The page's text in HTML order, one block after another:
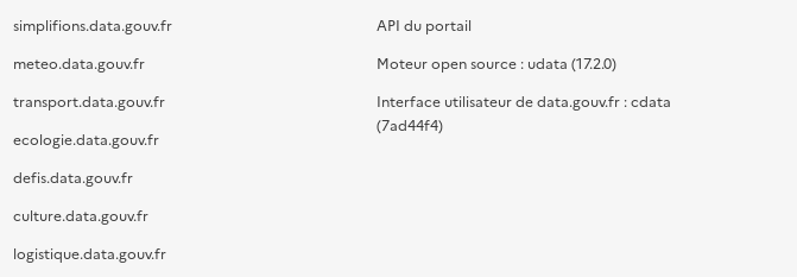
simplifions.data.gouv.fr
meteo.data.gouv.fr
transport.data.gouv.fr
ecologie.data.gouv.fr
defis.data.gouv.fr
culture.data.gouv.fr
logistique.data.gouv.fr
API du portail
Moteur open source : udata (17.2.0)
Interface utilisateur de data.gouv.fr : cdata
(7ad44f4)